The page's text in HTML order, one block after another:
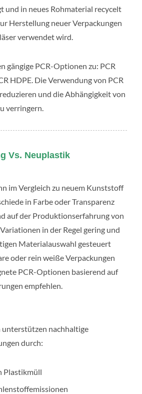
und in neues Rohmaterial recycelt
Herstellung neuer Verpackungen
verwendet wird.
gängige PCR-Optionen zu: PCR
HDPE. Die Verwendung von PCR
und die Abhängigkeit von
verringern.
Vs. Neuplastik
im Vergleich zu neuem Kunststoff
in Farbe oder Transparenz
auf der Produktionserfahrung von
in der Regel gering und
Materialauswahl gesteuert
oder rein weiße Verpackungen
PCR-Optionen basierend auf
empfehlen.
unterstützen nachhaltige
durch:
Plastikmüll